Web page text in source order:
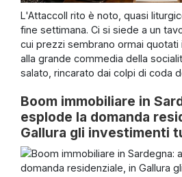
L'AttaccoIl rito è noto, quasi
fine settimana. Ci si siede a un
cui prezzi sembrano ormai
alla grande commedia della
salato, rincarato dai colpi di coda
Boom immobiliare in
esplode la domanda
Gallura gli investimenti